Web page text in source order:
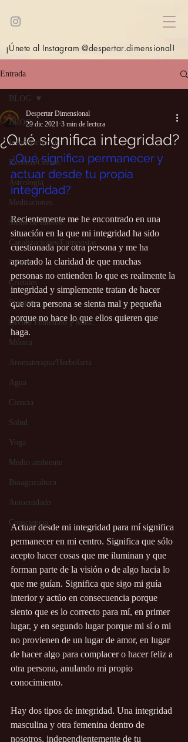
¡Únete al Instagram @despertar.dimensional!
Entrada
BLOG
Información útil
Eventos/Cursos
Astrología
Meditaciones
Sitios de interés
Canalizaciones/Entrevistas
Libros
Cristales
Stargate
Divino Femenino y Masc.
Música
Aromaterapia/Herbolaria
Agua
Ciencia
Salud
Yoga
Medio ambiente
Bioagricultura
Autocuidado
Consciencia
BLOG
¿Qué significa integridad?
Despertar Dimensional
29 dic 2021 3 min de lectura
¿Qué significa permanecer y
actuar desde tu propia
integridad?
Recientemente me he encontrado en una
situación en la que mi integridad ha sido
cuestionada por otra persona y me ha
aportado la claridad de que muchas
personas no entienden lo que es realmente la
integridad y simplemente tratan de hacer
que otra persona se sienta mal y pequeña
porque no hace lo que ellos quieren que
haga.
Actuar desde mi integridad para mí significa
permanecer en mi centro. Significa que sólo
acepto hacer cosas que me iluminan y que
forman parte de la visión o de algo hacia lo
que me guían. Significa que sigo mi guía
interior y actúo en consecuencia porque
siento que es lo correcto para mí, en primer
lugar, y en segundo lugar porque mi sí o mi
no provienen de un lugar de amor, en lugar
de hacer algo para complacer o hacer feliz a
otra persona, anulando mi propio
conocimiento.
Hay dos tipos de integridad. Una integridad
masculina y otra femenina dentro de
nosotros, independientemente de tu